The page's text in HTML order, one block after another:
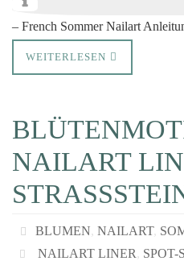
– French Sommer Nailart
WEITERLESEN
NAILART
BLUMEN, NAILART,
NAILART LINER, SPOT-